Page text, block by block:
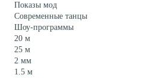
Показы мод
Современные танцы
Шоу-программы
20 м
25 м
2 мм
1.5 м